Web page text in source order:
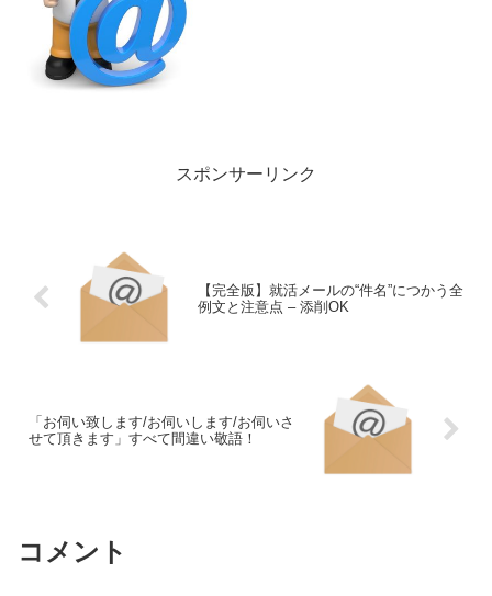
スポンサーリンク
【完全版】就活メールの“件名”につかう全
例文と注意点 – 添削OK
「お伺い致します/お伺いします/お伺いさ
せて頂きます」すべて間違い敬語！
コメント